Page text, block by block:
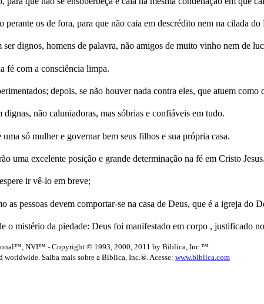
perante os de fora, para que não caia em descrédito nem na cilada do
dignos, homens de palavra, não amigos de muito vinho nem de
fé com a consciência limpa.
depois, se não houver nada contra eles, que atuem como
não caluniadoras, mas sóbrias e confiáveis em tudo.
só mulher e governar bem seus filhos e sua própria casa.
uma excelente posição e grande determinação na fé em Cristo Jesus.
ir vê-lo em breve;
as pessoas devem comportar-se na casa de Deus, que é a igreja do
o mistério da piedade: Deus foi manifestado em corpo , justificado
NVI™ - Copyright © 1993, 2000, 2011 by Biblica, Inc.™
worldwide. Saiba mais sobre a Biblica, Inc.®. Acesse: www.biblica.com